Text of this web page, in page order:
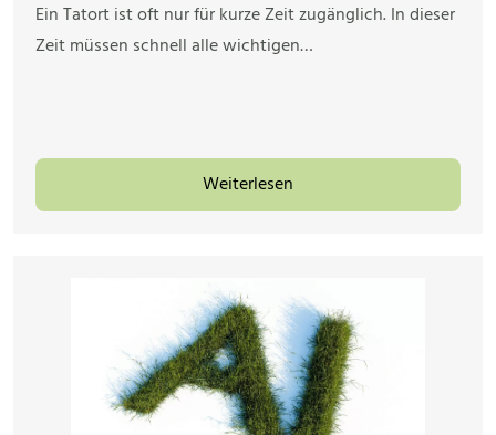
Ein Tatort ist oft nur für kurze Zeit zugänglich. In dieser
Zeit müssen schnell alle wichtigen…
Weiterlesen